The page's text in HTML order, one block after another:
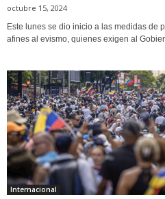
octubre 15, 2024
Este lunes se dio inicio a las medidas de
afines al evismo, quienes exigen al
Internacional